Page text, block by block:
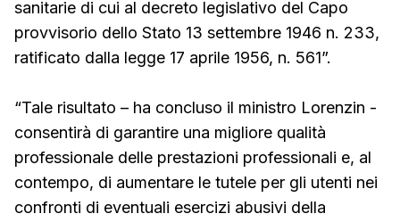
sanitarie di cui al decreto legislativo del Capo
provvisorio dello Stato 13 settembre 1946 n. 233,
ratificato dalla legge 17 aprile 1956, n. 561”.
“Tale risultato – ha concluso il ministro Lorenzin -
consentirà di garantire una migliore qualità
professionale delle prestazioni professionali e, al
contempo, di aumentare le tutele per gli utenti nei
confronti di eventuali esercizi abusivi della